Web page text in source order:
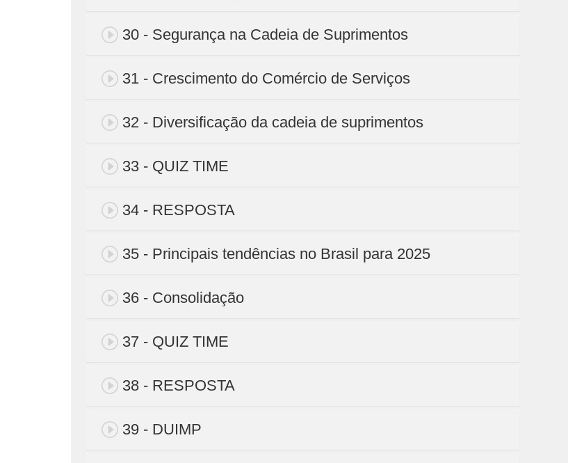
30 - Segurança na Cadeia de Suprimentos
31 - Crescimento do Comércio de Serviços
32 - Diversificação da cadeia de suprimentos
33 - QUIZ TIME
34 - RESPOSTA
35 - Principais tendências no Brasil para 2025
36 - Consolidação
37 - QUIZ TIME
38 - RESPOSTA
39 - DUIMP